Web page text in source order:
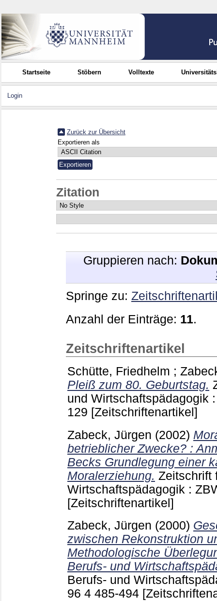
Startseite Stöbern Volltexte
Login
Zurück zur Übersicht
Exportieren als
Zitation
Gruppieren nach:
Springe zu:
Anzahl der Einträge: 11.
Zeitschriftenartikel
Schütte, Friedhelm ;
Pleiß zum 80. Geburtstag.
und Wirtschaftspädagogik
129 [Zeitschriftenartikel]
Zabeck, Jürgen (2002)
betrieblicher Zwecke? :
Becks Grundlegung einer
Moralerziehung. Zeitschrift
Wirtschaftspädagogik :
[Zeitschriftenartikel]
Zabeck, Jürgen (2000)
zwischen Rekonstruktion
Methodologische
Berufs- und
Berufs- und
96 4 485-494